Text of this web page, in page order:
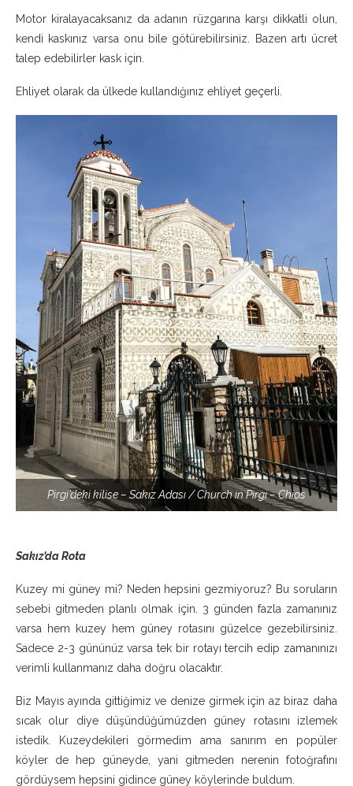
Motor kiralayacaksanız da adanın rüzgarına karşı dikkatli olun,
kendi kaskınız varsa onu bile götürebilirsiniz. Bazen artı ücret
talep edebilirler kask için.
Ehliyet olarak da ülkede kullandığınız ehliyet geçerli.
Pirgi’deki kilise – Sakız Adası / Church in Pirgi – Chios
Sakız’da Rota
Kuzey mi güney mi? Neden hepsini gezmiyoruz? Bu soruların
sebebi gitmeden planlı olmak için. 3 günden fazla zamanınız
varsa hem kuzey hem güney rotasını güzelce gezebilirsiniz.
Sadece 2-3 gününüz varsa tek bir rotayı tercih edip zamanınızı
verimli kullanmanız daha doğru olacaktır.
Biz Mayıs ayında gittiğimiz ve denize girmek için az biraz daha
sıcak olur diye düşündüğümüzden güney rotasını izlemek
istedik. Kuzeydekileri görmedim ama sanırım en popüler
köyler de hep güneyde, yani gitmeden nerenin fotoğrafını
gördüysem hepsini gidince güney köylerinde buldum.